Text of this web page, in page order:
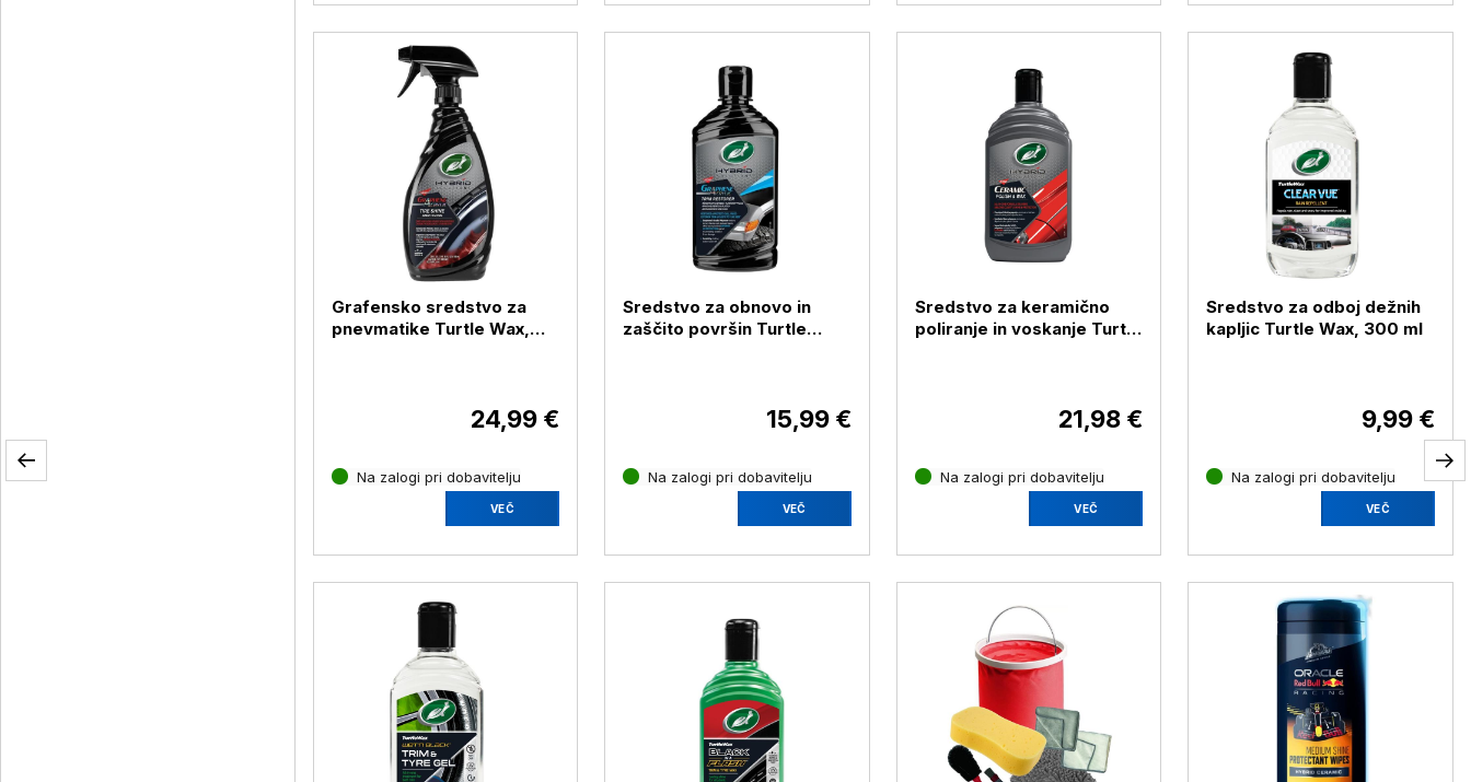
Grafensko sredstvo za
pnevmatike Turtle Wax,
24,99 €
Na zalogi pri dobavitelju
VEČ
Sredstvo za obnovo in
zaščito površin Turtle
15,99 €
Na zalogi pri dobavitelju
VEČ
Sredstvo za keramično
poliranje in voskanje Turtle
21,98 €
Na zalogi pri dobavitelju
VEČ
Sredstvo za odboj dežnih
kapljic Turtle Wax, 300 ml
9,99 €
Na zalogi pri dobavitelju
VEČ